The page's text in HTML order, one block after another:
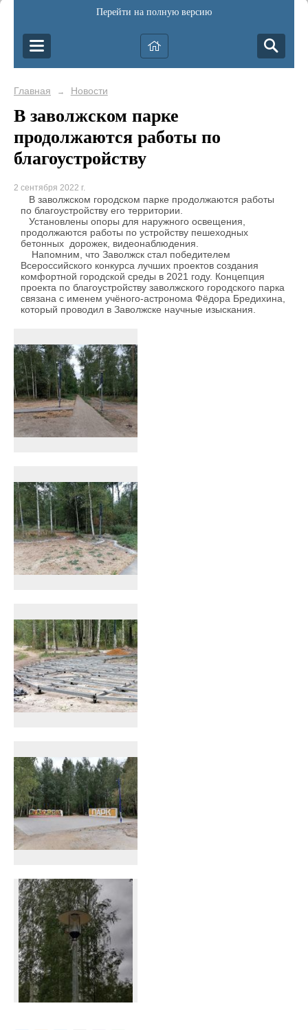
Перейти на полную версию
Главная → Новости
В заволжском парке
продолжаются работы по
благоустройству
2 сентября 2022 г.
В заволжском городском парке продолжаются работы
по благоустройству его территории.
Установлены опоры для наружного освещения,
продолжаются работы по устройству пешеходных
бетонных дорожек, видеонаблюдения.
Напомним, что Заволжск стал победителем
Всероссийского конкурса лучших проектов создания
комфортной городской среды в 2021 году. Концепция
проекта по благоустройству заволжского городского парка
связана с именем учёного-астронома Фёдора Бредихина,
который проводил в Заволжске научные изыскания.